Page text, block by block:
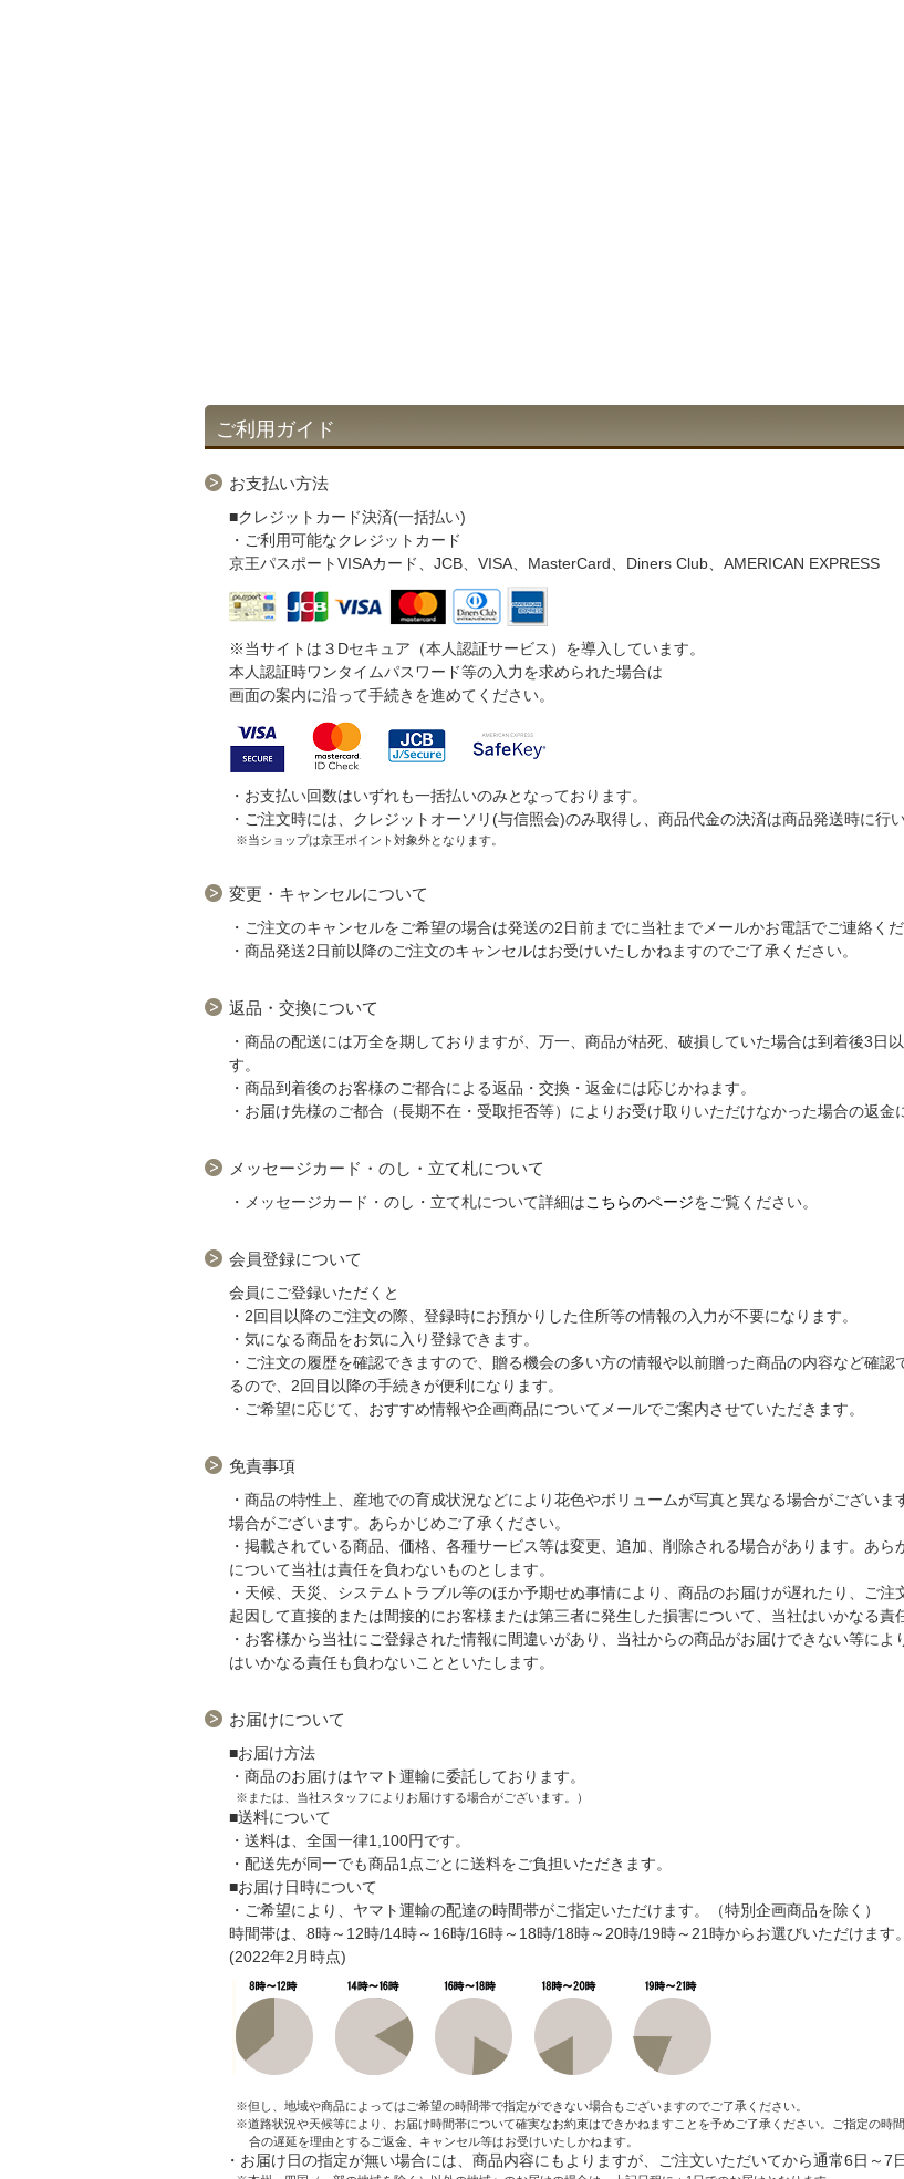
ご利用ガイド
お支払い方法
■クレジットカード決済(一括払い)
・ご利用可能なクレジットカード
京王パスポートVISAカード、JCB、VISA、MasterCard、Diners Club、AMERICAN EXPRESS
※当サイトは３Dセキュア（本人認証サービス）を導入しています。
本人認証時ワンタイムパスワード等の入力を求められた場合は
画面の案内に沿って手続きを進めてください。
・お支払い回数はいずれも一括払いのみとなっております。
・ご注文時には、クレジットオーソリ(与信照会)のみ取得し、商品代金の決済は商品発送時に行い
※当ショップは京王ポイント対象外となります。
変更・キャンセルについて
・ご注文のキャンセルをご希望の場合は発送の2日前までに当社までメールかお電話でご連絡くだ
・商品発送2日前以降のご注文のキャンセルはお受けいたしかねますのでご了承ください。
返品・交換について
・商品の配送には万全を期しておりますが、万一、商品が枯死、破損していた場合は到着後3日
す。
・商品到着後のお客様のご都合による返品・交換・返金には応じかねます。
・お届け先様のご都合（長期不在・受取拒否等）によりお受け取りいただけなかった場合の返金
メッセージカード・のし・立て札について
・メッセージカード・のし・立て札について詳細はこちらのページをご覧ください。
会員登録について
会員にご登録いただくと
・2回目以降のご注文の際、登録時にお預かりした住所等の情報の入力が不要になります。
・気になる商品をお気に入り登録できます。
・ご注文の履歴を確認できますので、贈る機会の多い方の情報や以前贈った商品の内容など確
るので、2回目以降の手続きが便利になります。
・ご希望に応じて、おすすめ情報や企画商品についてメールでご案内させていただきます。
免責事項
・商品の特性上、産地での育成状況などにより花色やボリュームが写真と異なる場合がござい
場合がございます。あらかじめご了承ください。
・掲載されている商品、価格、各種サービス等は変更、追加、削除される場合があります。あ
について当社は責任を負わないものとします。
・天候、天災、システムトラブル等のほか予期せぬ事情により、商品のお届けが遅れたり、ご
起因して直接的または間接的にお客様または第三者に発生した損害について、当社はいかなる責
・お客様から当社にご登録された情報に間違いがあり、当社からの商品がお届けできない等に
はいかなる責任も負わないことといたします。
お届けについて
■お届け方法
・商品のお届けはヤマト運輸に委託しております。
※または、当社スタッフによりお届けする場合がございます。）
■送料について
・送料は、全国一律1,100円です。
・配送先が同一でも商品1点ごとに送料をご負担いただきます。
■お届け日時について
・ご希望により、ヤマト運輸の配達の時間帯がご指定いただけます。（特別企画商品を除く）
時間帯は、8時～12時/14時～16時/16時～18時/18時～20時/19時～21時からお選びいただけます。
(2022年2月時点)
※但し、地域や商品によってはご希望の時間帯で指定ができない場合もございますのでご了承ください。
※道路状況や天候等により、お届け時間帯について確実なお約束はできかねますことを予めご了承ください。ご指定の時
合の遅延を理由とするご返金、キャンセル等はお受けいたしかねます。
・お届け日の指定が無い場合には、商品内容にもよりますが、ご注文いただいてから通常6日～7